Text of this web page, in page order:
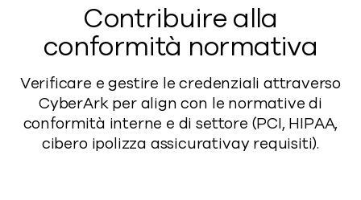
Contribuire alla
conformità normativa
Verificare e gestire le credenziali attraverso
CyberArk peraligncon le normative di
conformità interne e di settore (PCI, HIPAA,
cibero ipolizza assicurativayrequisiti).